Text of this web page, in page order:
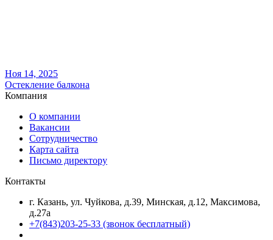
Ноя 14, 2025
Остекление балкона
Компания
О компании
Вакансии
Сотрудничество
Карта сайта
Письмо директору
Контакты
г. Казань, ул. Чуйкова, д.39, Минская, д.12, Максимова,
д.27а
+7(843)203-25-33 (звонок бесплатный)